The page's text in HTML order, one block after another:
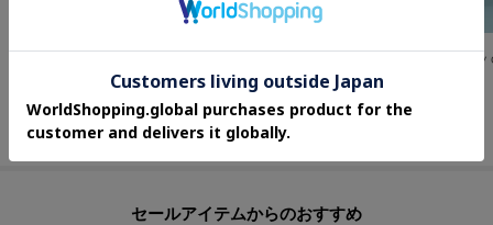
さらに30%OFF
¥4,158
さらに5%OFF
¥3,000
セールアイテムからのおすすめ